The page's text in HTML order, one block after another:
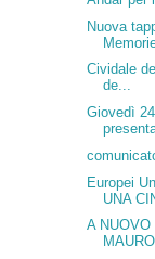
Nuova
Cividale
de...
Giovedì
Europei
UNA
A